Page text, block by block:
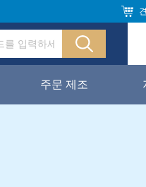
주문 제조